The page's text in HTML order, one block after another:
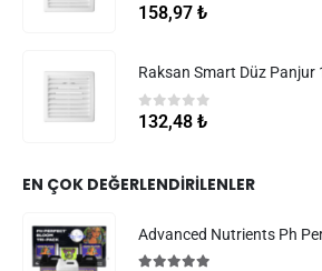
0 5 üzerinden
158,97 ₺
Raksan Smart Düz Panjur
05 üzerinden
132,48 ₺
EN ÇOK DEĞERLENDIRILENLER
Advanced Nutrients Ph